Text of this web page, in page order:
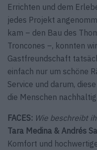
Errichten und dem
jedes Projekt
kam – den Bau des
Troncones –, konnten
Gastfreundschaft
einfach nur um schöne
Service und darum,
die Menschen
FACES: Wie beschreibt
Tara Medina & Andrés
Komfort und